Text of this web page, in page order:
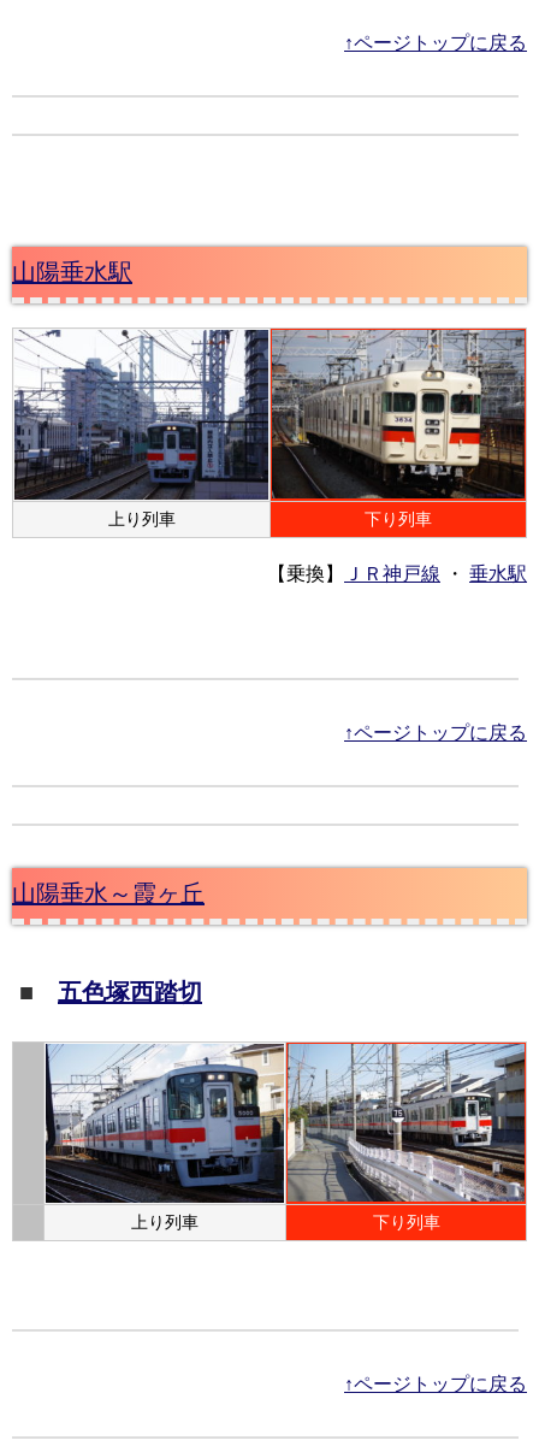
↑ページトップに戻る
山陽垂水駅
上り列車 下り列車
【乗換】 ＪＲ神戸線 ・ 垂水駅
↑ページトップに戻る
山陽垂水～霞ヶ丘
■ 五色塚西踏切
上り列車 下り列車
↑ページトップに戻る